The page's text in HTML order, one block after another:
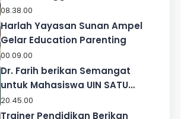
KOSP di Sekolah Indonesia
Kuala Lumpur
08.38.00
Harlah Yayasan Sunan Ampel
Gelar Education Parenting
00.09.00
Dr. Farih berikan Semangat
untuk Mahasiswa UIN SATU
Tulungagung
20.45.00
Trainer Pendidikan Berikan